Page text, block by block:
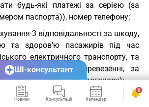
будь-які платежі за серією (за
паспорта)), номер телефону;
3 відповідальності за шкоду,
та здоров’ю пасажирів під час
електричного транспорту, та
багажу при перевезенні, за
10 (дата та номер договору);
(найменування, місцезнаходження,
Новини Консультації Календар Сервіси
0
ШІ-консультант